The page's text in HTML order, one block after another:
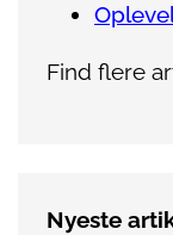
Find flere
Nyeste